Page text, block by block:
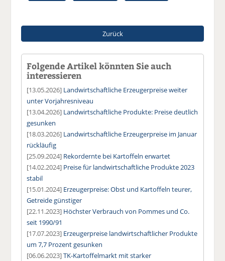
Zurück
Folgende Artikel könnten Sie auch
interessieren
[13.05.2026] Landwirtschaftliche Erzeugerpreise weiter
unter Vorjahresniveau
[13.04.2026] Landwirtschaftliche Produkte: Preise deutlich
gesunken
[18.03.2026] Landwirtschaftliche Erzeugerpreise im Januar
rückläufig
[25.09.2024] Rekordernte bei Kartoffeln erwartet
[14.02.2024] Preise für landwirtschaftliche Produkte 2023
stabil
[15.01.2024] Erzeugerpreise: Obst und Kartoffeln teurer,
Getreide günstiger
[22.11.2023] Höchster Verbrauch von Pommes und Co.
seit 1990/91
[17.07.2023] Erzeugerpreise landwirtschaftlicher Produkte
um 7,7 Prozent gesunken
[06.06.2023]TK-Kartoffelmarkt mit starker